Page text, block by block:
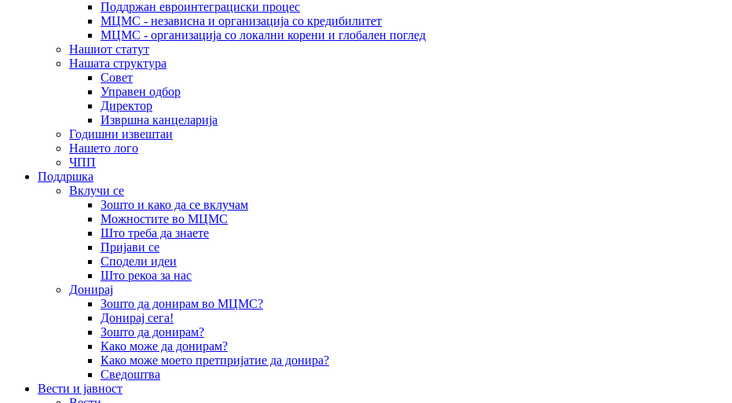
Поддржан евроинтеграциски процес
МЦМС - независна и организација со кредибилитет
МЦМС - организација со локални корени и глобален поглед
Нашиот статут
Нашата структура
Совет
Управен одбор
Директор
Извршна канцеларија
Годишни извештаи
Нашето лого
ЧПП
Поддршка
Вклучи се
Зошто и како да се вклучам
Можностите во МЦМС
Што треба да знаете
Пријави се
Сподели идеи
Што рекоа за нас
Донирај
Зошто да донирам во МЦМС?
Донирај сега!
Зошто да донирам?
Како може да донирам?
Како може моето претпријатие да донира?
Сведоштва
Вести и јавност